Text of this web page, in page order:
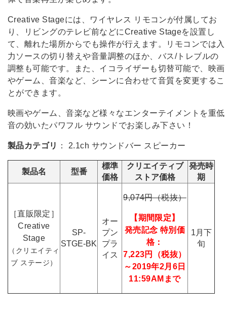
Creative Stageには、ワイヤレス リモコンが付属してお
り、リビングのテレビ前などにCreative Stageを設置し
て、離れた場所からでも操作が行えます。リモコンでは入
力ソースの切り替えや音量調整のほか、バス/トレブルの
調整も可能です。また、イコライザーも切替可能で、映画
やゲーム、音楽など、シーンに合わせて音質を変更するこ
とができます。
映画やゲーム、音楽など様々なエンターテイメントを重低
音の効いたパワフル サウンドでお楽しみ下さい！
製品カテゴリ ： 2.1ch サウンドバー スピーカー
製品名 型番
標準
価格
クリエイティブ
ストア価格
発売時
期
［直販限定］
Creative
Stage
（クリエイティ
ブ ステージ）
SP-
STGE-BK
オー
プン
プラ
イス
9,074円（税抜）
【期間限定】
発売記念 特別価
格：
7,223円（税抜）
～2019年2月6日
11:59AMまで
1月下
旬